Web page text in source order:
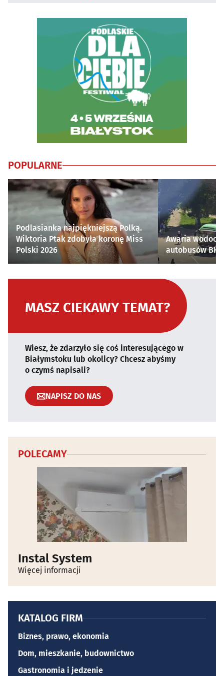
POPULARNE
Podlasianka najpiękniejszą Polką.
Wiktoria Ptak zdobyła koronę Miss
Polski 2026
Awaria
autobusów
MASZ CIEKAWY TEMAT?
Wiesz, że zdarzyło się coś interesującego w
Białymstoku lub okolicy? Chcesz abyśmy
o czymś napisali?
NAPISZ DO NAS
POLECAMY
Instal System
Więcej informacji
KATALOG FIRM
Biznes, prawo, ekonomia
Dom, mieszkanie, budownictwo
Gastronomia i jedzenie